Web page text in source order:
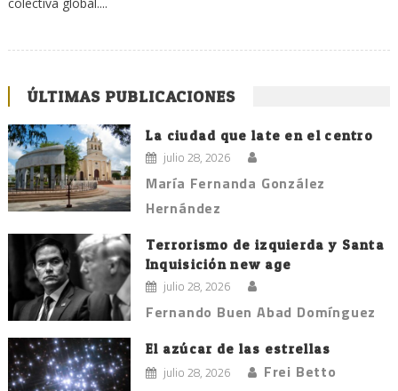
ÚLTIMAS PUBLICACIONES
La ciudad que late en el centro
julio 28, 2026
María Fernanda González
Hernández
Terrorismo de izquierda y Santa
Inquisición new age
julio 28, 2026
Fernando Buen Abad Domínguez
El azúcar de las estrellas
julio 28, 2026 Frei Betto